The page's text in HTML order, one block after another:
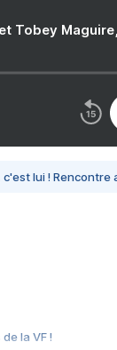
Tobey
lui ! Rencontre
la VF !